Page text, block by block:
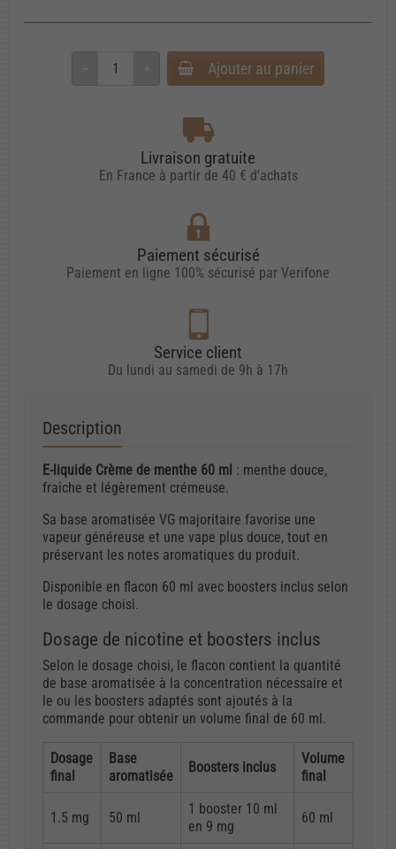
Ajouter au panier
Livraison gratuite
En France à partir de 40 € d'achats
Paiement sécurisé
Paiement en ligne 100% sécurisé par Verifone
Service client
Du lundi au samedi de 9h à 17h
Description
E-liquide Crème de menthe 60 ml : menthe douce,
fraîche et légèrement crémeuse.
Sa base aromatisée VG majoritaire favorise une
vapeur généreuse et une vape plus douce, tout en
préservant les notes aromatiques du produit.
Disponible en flacon 60 ml avec boosters inclus selon
le dosage choisi.
Dosage de nicotine et boosters inclus
Selon le dosage choisi, le flacon contient la quantité
de base aromatisée à la concentration nécessaire et
le ou les boosters adaptés sont ajoutés à la
commande pour obtenir un volume final de 60 ml.
Dosage
final
Base
aromatisée
Boosters inclus
Volume
final
1.5 mg 50 ml
1 booster 10 ml
en 9 mg
60 ml